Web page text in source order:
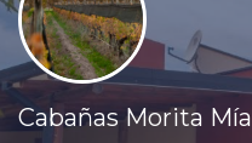
Cabañas Morita Mía